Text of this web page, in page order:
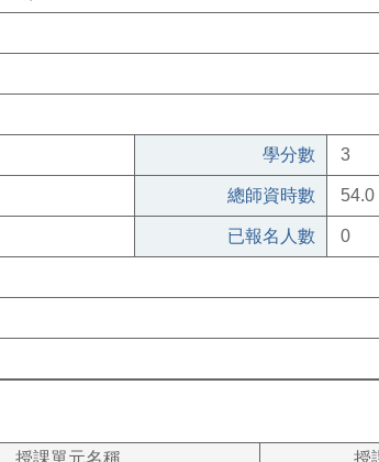
學分數 3
總師資時數 54.0
已報名人數 0